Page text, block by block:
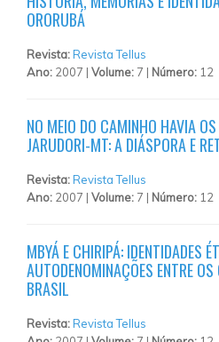
ORORUBÁ
Revista:Revista Tellus
Ano: 2007 | Volume: 7 | Número: 12
NO MEIO DO CAMINHO HAVIA
JARUDORI-MT: A DIÁSPORA E
Revista:Revista Tellus
Ano: 2007 | Volume: 7 | Número: 12
MBYÁ E CHIRIPÁ: IDENTIDADES
AUTODENOMINAÇÕES ENTRE
BRASIL
Revista:Revista Tellus